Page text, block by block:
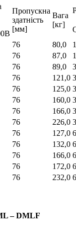
Пропускна
здатність
[мм]
Вага
[кг]
76 80,0
76 87,0
76 89,0
76 121,0
76 125,0
76 160,0
76 166,0
76 226,0
76 127,0
76 132,0
76 166,0
76 172,0
76 232,0
– DMLF